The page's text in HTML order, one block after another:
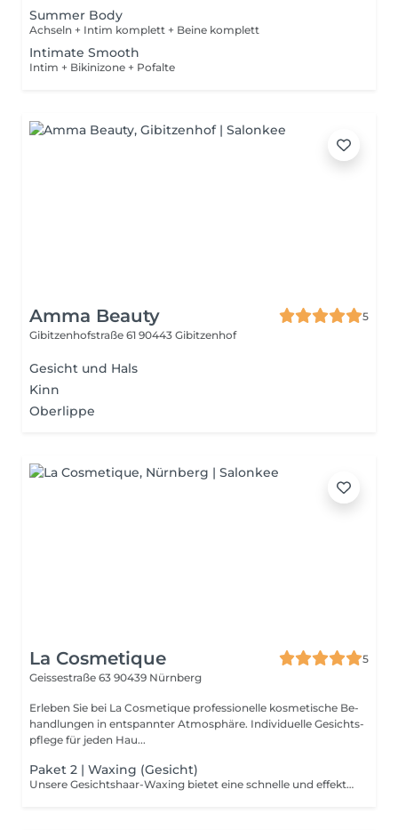
Summer Body
Achseln + Intim komplett + Beine komplett
Intimate Smooth
Intim + Bikinizone + Pofalte
Amma Beauty
5
Gibitzenhofstraße 61 90443 Gibitzenhof
Gesicht und Hals
Kinn
Oberlippe
La Cosmetique
5
Geissestraße 63 90439 Nürnberg
Erleben Sie bei La Cosmetique pro­fes­sionelle kos­me­tische Be­
hand­lungen in ent­spannter At­mo­sphäre. Indi­vi­duelle Gesichts­
pflege für jeden Hau...
Paket 2 | Waxing (Gesicht)
Unsere Gesichtshaar-Waxing bietet eine schnelle und effektive Lösung, um unerwünschte Gesichtshärchen zu entfernen und Ihre Haut glatt und klar zu hinterlassen. Diese 10- bzw. 20-minütige Zusatzbehandlung ist ideal für alle, die eine schnelle Haarentfernungsmethode wünschen.